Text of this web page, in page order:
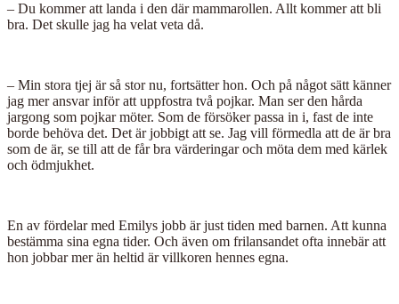
– Du kommer att landa i den där mammarollen. Allt kommer att bli
bra. Det skulle jag ha velat veta då.
– Min stora tjej är så stor nu, fortsätter hon. Och på något sätt känner
jag mer ansvar inför att uppfostra två pojkar. Man ser den hårda
jargong som pojkar möter. Som de försöker passa in i, fast de inte
borde behöva det. Det är jobbigt att se. Jag vill förmedla att de är bra
som de är, se till att de får bra värderingar och möta dem med kärlek
och ödmjukhet.
En av fördelar med Emilys jobb är just tiden med barnen. Att kunna
bestämma sina egna tider. Och även om frilansandet ofta innebär att
hon jobbar mer än heltid är villkoren hennes egna.